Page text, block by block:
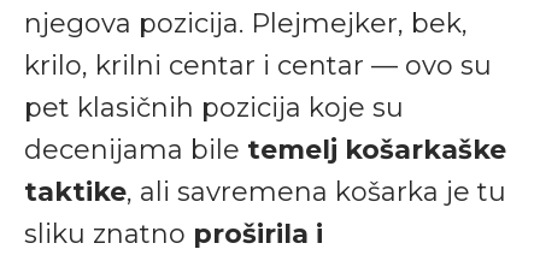
njegova pozicija. Plejmejker, bek,
krilo, krilni centar i centar — ovo su
pet klasičnih pozicija koje su
decenijama bile temelj košarkaške
taktike, ali savremena košarka je tu
sliku znatno proširila i